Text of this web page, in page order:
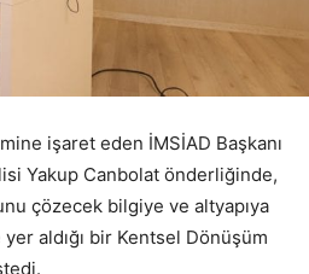
işaret eden İMSİAD Başkanı
Yakup Canbolat önderliğinde,
çözecek bilgiye ve altyapıya
aldığı bir Kentsel Dönüşüm